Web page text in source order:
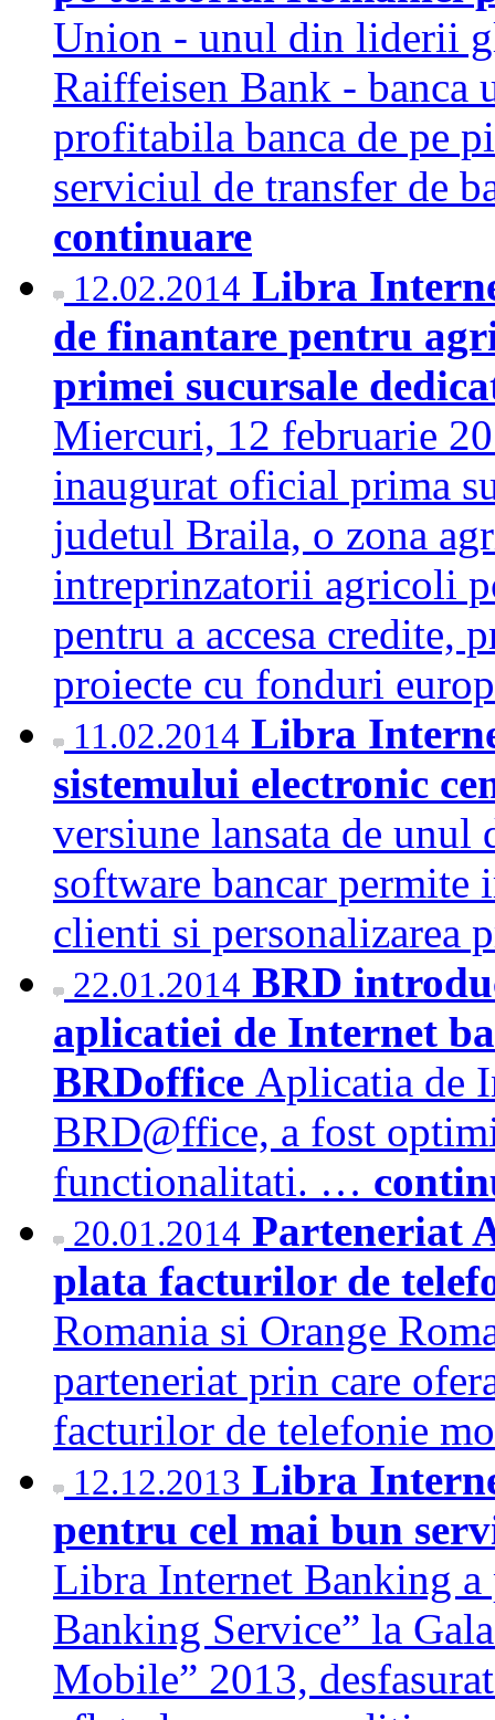
Union - unul din liderii
Raiffeisen Bank - banca
profitabila banca de pe
serviciul de transfer de
continuare
12.02.2014 Libra
de finantare pentru
primei sucursale
Miercuri, 12 februarie
inaugurat oficial prima
judetul Braila, o zona
intreprinzatorii agricoli
pentru a accesa credite,
proiecte cu fonduri
11.02.2014 Libra
sistemului electronic
versiune lansata de
software bancar
clienti si
22.01.2014 BRD
aplicatiei de Internet
BRDoffice Aplicatia de
BRD@ffice, a fost
functionalitati. …
20.01.2014 Parteneriat
plata facturilor de
Romania si Orange
parteneriat prin care
facturilor de telefonie
12.12.2013 Libra
pentru cel mai bun
Libra Internet Banking
Banking Service” la
Mobile” 2013,